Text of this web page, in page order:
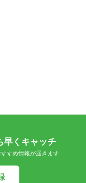
早くキャッチ
すめ情報が届きます